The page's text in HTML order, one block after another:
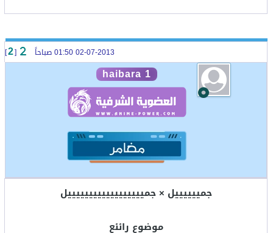
[
2
]
haibara 1
جمييييييل × جمييييييييييييييييييل
موضوع رائئع